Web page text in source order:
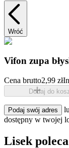
Wróć
Vifon zupa
Cena brutto2,99 zł
Dodaj do
Podaj swój adres
dostępny w twojej
Lisek poleca